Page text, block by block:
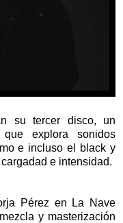
su tercer disco, un
que explora sonidos
e incluso el black y
e intensidad.
Pérez en La Nave
y masterización